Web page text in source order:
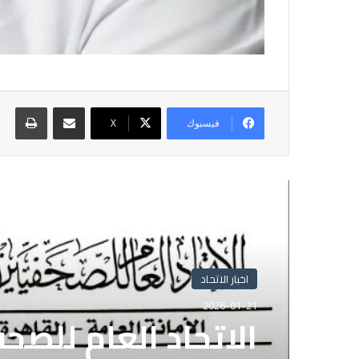
فيسبوك X
مشاركة عبر البريد
اخبار الاتحاد
2026-01-21
اخبار الاتحاد
2025-11-05